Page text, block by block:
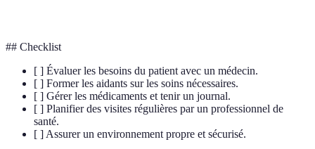
## Checklist
[ ] Évaluer les besoins du patient avec un médecin.
[ ] Former les aidants sur les soins nécessaires.
[ ] Gérer les médicaments et tenir un journal.
[ ] Planifier des visites régulières par un professionnel de
santé.
[ ] Assurer un environnement propre et sécurisé.